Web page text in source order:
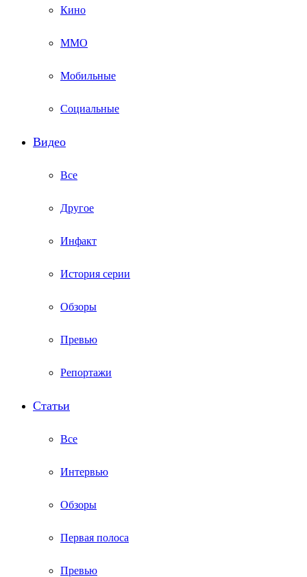
Кино
ММО
Мобильные
Социальные
Видео
Все
Другое
Инфакт
История серии
Обзоры
Превью
Репортажи
Статьи
Все
Интервью
Обзоры
Первая полоса
Превью